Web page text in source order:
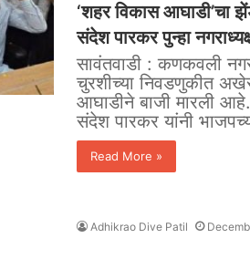
‘शहर विकास आघाडी’चा
संदेश पारकर पुन्हा
सावंतवाडी : कणकवली
चुरशीच्या निवडणुकीत
आघाडीने बाजी मारली
संदेश पारकर यांनी
Read More »
Adhikrao Dive Patil